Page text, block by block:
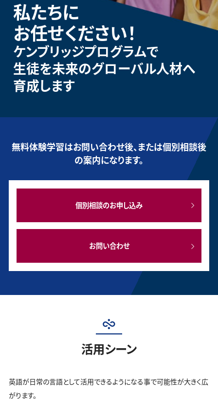
私たちに
お任せください！
ケンブリッジプログラムで
生徒を未来のグローバル人材へ
育成します
無料体験学習はお問い合わせ後、または個別相談後
の案内になります。
個別相談のお申し込み
お問い合わせ
活用シーン
英語が日常の言語として活用できるようになる事で可能性が大きく広
がります。